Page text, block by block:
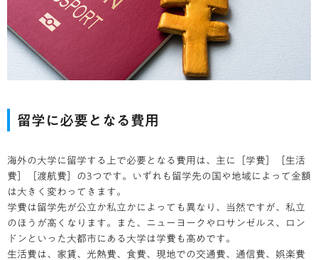
留学に必要となる費用
海外の大学に留学する上で必要となる費用は、主に［学費］［生活
費］［渡航費］の3つです。いずれも留学先の国や地域によって金額
は大きく変わってきます。
学費は留学先が公立か私立かによっても異なり、当然ですが、私立
のほうが高くなります。また、ニューヨークやロサンゼルス、ロン
ドンといった大都市にある大学は学費も高めです。
生活費は、家賃、光熱費、食費、現地での交通費、通信費、娯楽費